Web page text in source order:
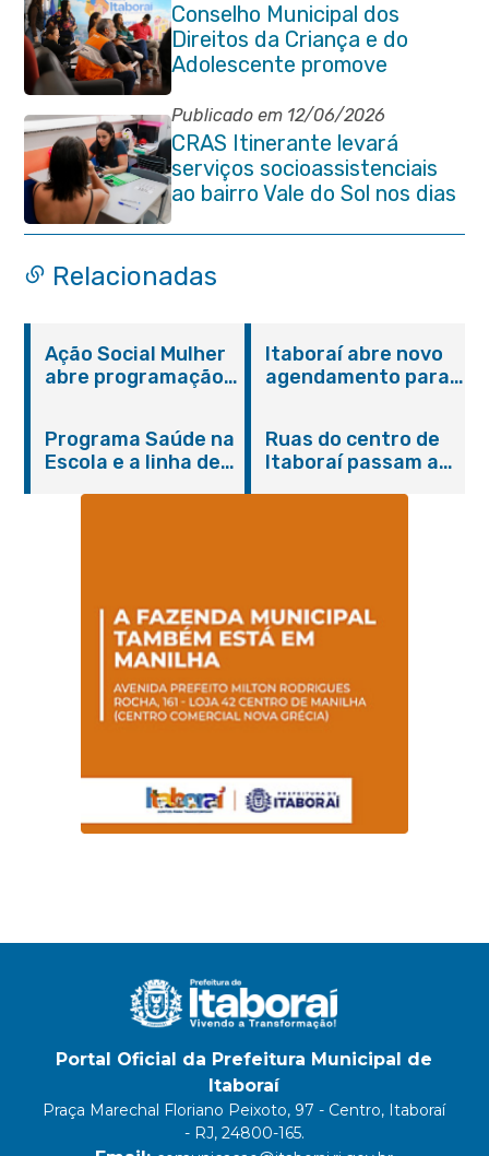
Conselho Municipal dos
Direitos da Criança e do
Adolescente promove
reunião de alinhamento com
órgãos públicos
Publicado em 12/06/2026
CRAS Itinerante levará
serviços socioassistenciais
ao bairro Vale do Sol nos dias
15 e 16 de junho e Vila
Gabriela 18 de junho
Relacionadas
Ação Social Mulher
abre programação
serviços gratuitos e
orientações
Itaboraí abre novo
agendamento para
Programa Saúde na
Escola e a linha de
Magalhães Seabra
Ruas do centro de
Itaboraí passam a
Portal Oficial da Prefeitura Municipal de
Itaboraí
Praça Marechal Floriano Peixoto, 97 - Centro, Itaboraí
- RJ, 24800-165.